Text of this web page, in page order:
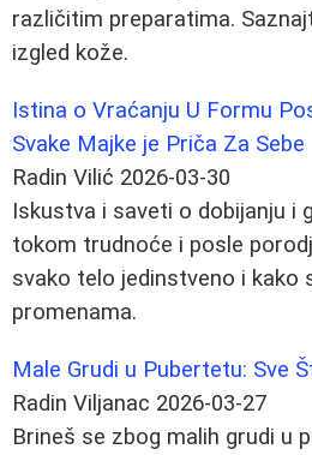
različitim preparatima.
izgled kože.
Istina o Vraćanju U Formu
Svake Majke je Priča Za Sebe
Radin Vilić 2026-03-30
Iskustva i saveti o dobijanju i
tokom trudnoće i posle
svako telo jedinstveno i kako
promenama.
Male Grudi u Pubertetu: Sve
Radin Viljanac 2026-03-27
Brineš se zbog malih grudi u